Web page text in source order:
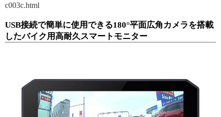
c003c.html
USB接続で簡単に使用できる180°平面広角カメラを搭載
したバイク用高耐久スマートモニター